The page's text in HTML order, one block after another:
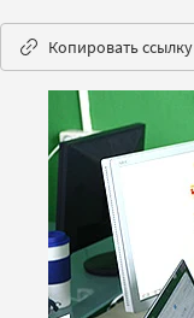
Копировать ссылку